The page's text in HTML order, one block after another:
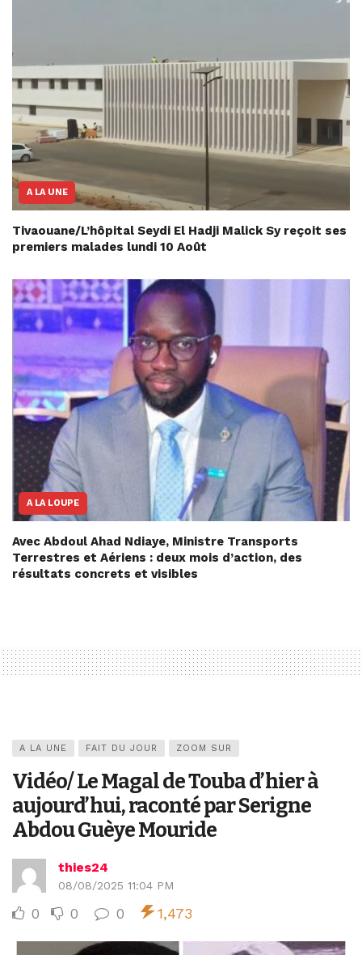
A LA UNE
Tivaouane/L’hôpital Seydi El Hadji Malick Sy reçoit ses
premiers malades lundi 10 Août
A LA LOUPE
Avec Abdoul Ahad Ndiaye, Ministre Transports
Terrestres et Aériens : deux mois d’action, des
résultats concrets et visibles
A LA UNE FAIT DU JOUR ZOOM SUR
Vidéo/ Le Magal de Touba d’hier à
aujourd’hui, raconté par Serigne
Abdou Guèye Mouride
thies24
08/08/2025 11:04 PM
0 0 0 1,473